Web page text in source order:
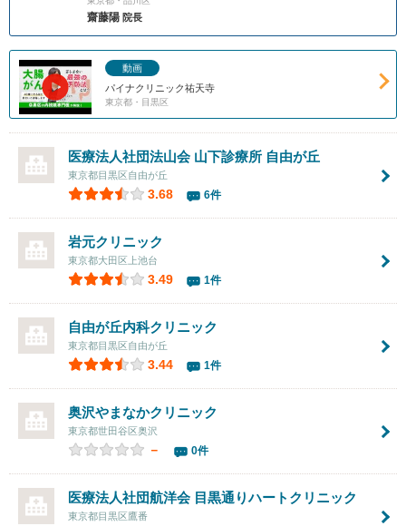
齋藤陽 院長
動画
パイナクリニック祐天寺
東京都・目黒区
医療法人社団法山会 山下診療所 自由が丘
東京都目黒区自由が丘
3.68 6件
岩元クリニック
東京都大田区上池台
3.49 1件
自由が丘内科クリニック
東京都目黒区自由が丘
3.44 1件
奥沢やまなかクリニック
東京都世田谷区奥沢
－ 0件
医療法人社団航洋会 目黒通りハートクリニック
東京都目黒区鷹番